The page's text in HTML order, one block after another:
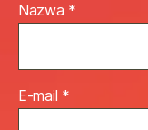
Nazwa *
E-mail *